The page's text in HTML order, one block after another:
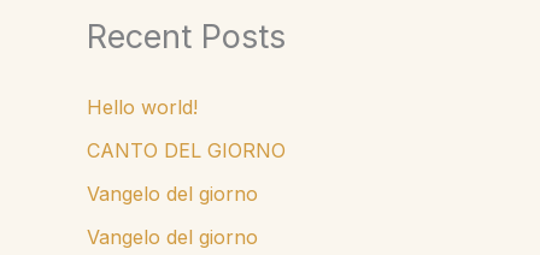
Recent Posts
Hello world!
CANTO DEL GIORNO
Vangelo del giorno
Vangelo del giorno